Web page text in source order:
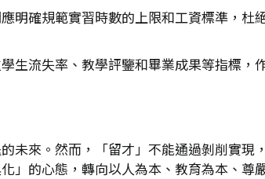
確規範實習時數的上限和工資標準，杜
流失率、教學評鑒和畢業成果等指標，
未來。然而，「留才」不能通過剝削實現
」的心態，轉向以人為本、教育為本、尊